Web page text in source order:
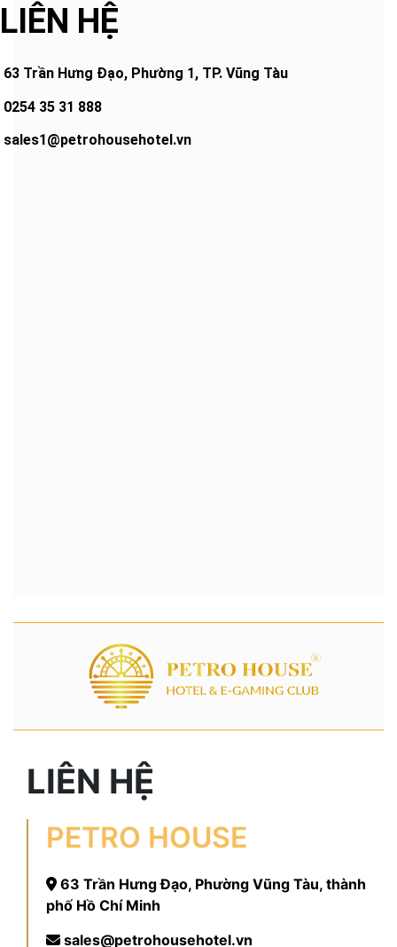
LIÊN HỆ
63 Trần Hưng Đạo, Phường 1, TP. Vũng Tàu
0254 35 31 888
sales1@petrohousehotel.vn
LIÊN HỆ
PETRO HOUSE
63 Trần Hưng Đạo, Phường Vũng Tàu, thành
phố Hồ Chí Minh
sales@petrohousehotel.vn